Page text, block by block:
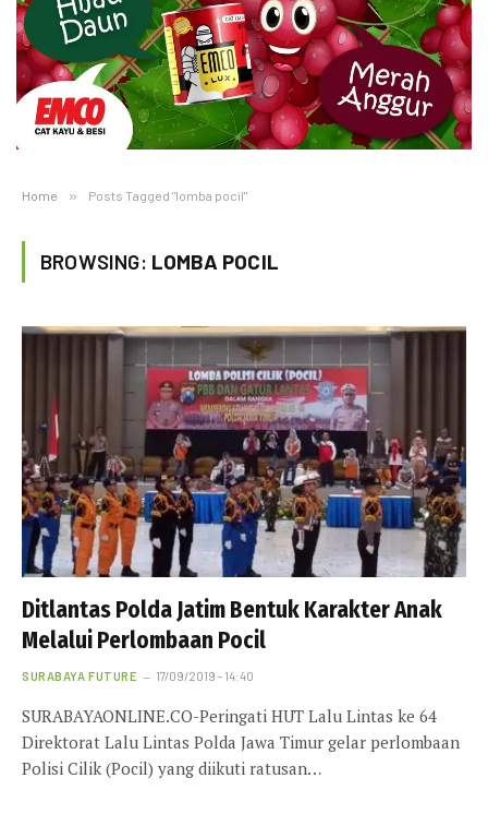
Home » Posts Tagged "lomba pocil"
BROWSING: LOMBA POCIL
Ditlantas Polda Jatim Bentuk Karakter Anak
Melalui Perlombaan Pocil
SURABAYA FUTURE 17/09/2019 - 14:40
SURABAYAONLINE.CO-Peringati HUT Lalu Lintas ke 64
Direktorat Lalu Lintas Polda Jawa Timur gelar perlombaan
Polisi Cilik (Pocil) yang diikuti ratusan…